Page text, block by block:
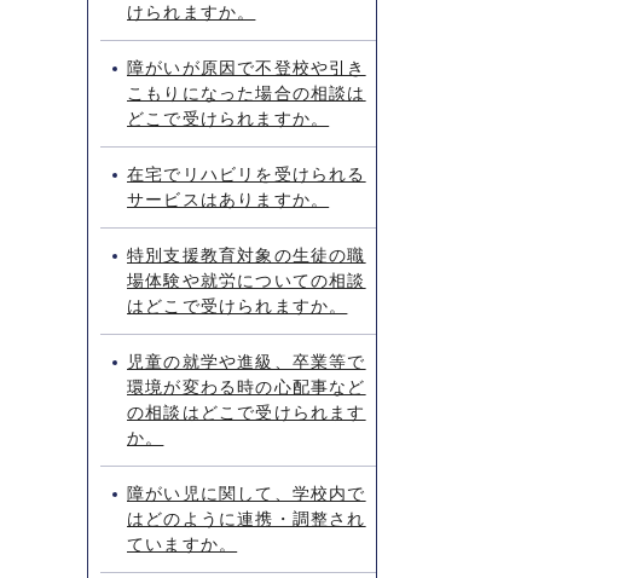
けられますか。
障がいが原因で不登校や引き
こもりになった場合の相談は
どこで受けられますか。
在宅でリハビリを受けられる
サービスはありますか。
特別支援教育対象の生徒の職
場体験や就労についての相談
はどこで受けられますか。
児童の就学や進級、卒業等で
環境が変わる時の心配事など
の相談はどこで受けられます
か。
障がい児に関して、学校内で
はどのように連携・調整され
ていますか。